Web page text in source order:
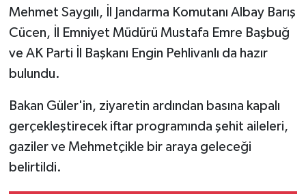
Mehmet Saygılı, İl Jandarma Komutanı Albay Barış
Cücen, İl Emniyet Müdürü Mustafa Emre Başbuğ
ve AK Parti İl Başkanı Engin Pehlivanlı da hazır
bulundu.
Bakan Güler'in, ziyaretin ardından basına kapalı
gerçekleştirecek iftar programında şehit aileleri,
gaziler ve Mehmetçikle bir araya geleceği
belirtildi.